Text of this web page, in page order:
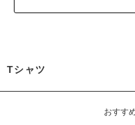
Tシャツ
おすす